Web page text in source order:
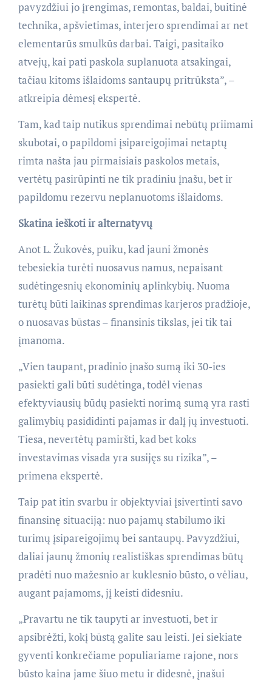
pavyzdžiui jo įrengimas, remontas, baldai, buitinė
technika, apšvietimas, interjero sprendimai ar net
elementarūs smulkūs darbai. Taigi, pasitaiko
atvejų, kai pati paskola suplanuota atsakingai,
tačiau kitoms išlaidoms santaupų pritrūksta”, –
atkreipia dėmesį ekspertė.
Tam, kad taip nutikus sprendimai nebūtų priimami
skubotai, o papildomi įsipareigojimai netaptų
rimta našta jau pirmaisiais paskolos metais,
vertėtų pasirūpinti ne tik pradiniu įnašu, bet ir
papildomu rezervu neplanuotoms išlaidoms.
Skatina ieškoti ir alternatyvų
Anot L. Žukovės, puiku, kad jauni žmonės
tebesiekia turėti nuosavus namus, nepaisant
sudėtingesnių ekonominių aplinkybių. Nuoma
turėtų būti laikinas sprendimas karjeros pradžioje,
o nuosavas būstas – finansinis tikslas, jei tik tai
įmanoma.
„Vien taupant, pradinio įnašo sumą iki 30-ies
pasiekti gali būti sudėtinga, todėl vienas
efektyviausių būdų pasiekti norimą sumą yra rasti
galimybių pasididinti pajamas ir dalį jų investuoti.
Tiesa, nevertėtų pamiršti, kad bet koks
investavimas visada yra susijęs su rizika”, –
primena ekspertė.
Taip pat itin svarbu ir objektyviai įsivertinti savo
finansinę situaciją: nuo pajamų stabilumo iki
turimų įsipareigojimų bei santaupų. Pavyzdžiui,
daliai jaunų žmonių realistiškas sprendimas būtų
pradėti nuo mažesnio ar kuklesnio būsto, o vėliau,
augant pajamoms, jį keisti didesniu.
„Pravartu ne tik taupyti ar investuoti, bet ir
apsibrėžti, kokį būstą galite sau leisti. Jei siekiate
gyventi konkrečiame populiariame rajone, nors
būsto kaina jame šiuo metu ir didesnė, įnašui